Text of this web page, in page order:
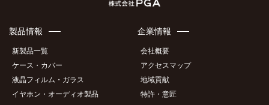
製品情報
新製品一覧
ケース・カバー
液晶フィルム・ガラス
イヤホン・オーディオ製品
企業情報
会社概要
アクセスマップ
地域貢献
特許・意匠